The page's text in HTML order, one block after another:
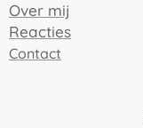
Over mij
Reacties
Contact